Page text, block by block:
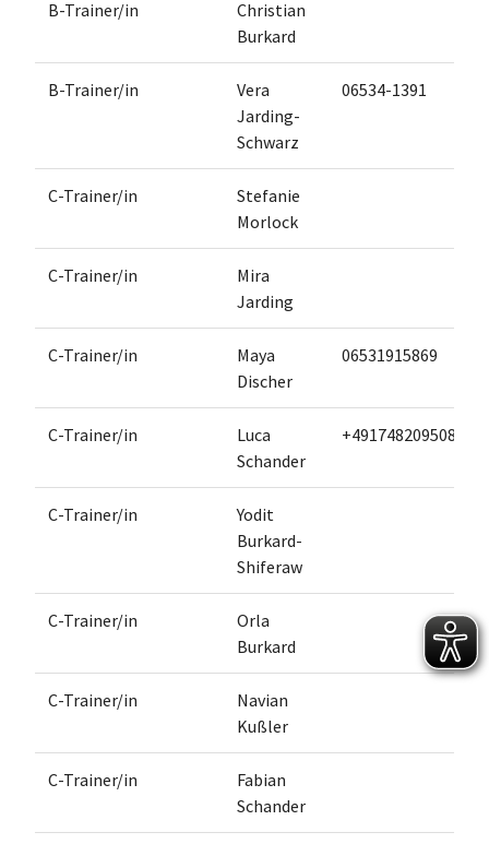
B-Trainer/in
Christian
Burkard
B-Trainer/in
Vera
Jarding-
Schwarz
06534-1391
C-Trainer/in
Stefanie
Morlock
C-Trainer/in
Mira
Jarding
C-Trainer/in
Maya
Discher
06531915869
C-Trainer/in
Luca
Schander
+491748209508
C-Trainer/in
Yodit
Burkard-
Shiferaw
C-Trainer/in
Orla
Burkard
C-Trainer/in
Navian
Kußler
C-Trainer/in
Fabian
Schander